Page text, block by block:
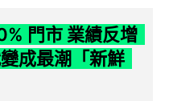
門市 業績反增
成最潮「新鮮